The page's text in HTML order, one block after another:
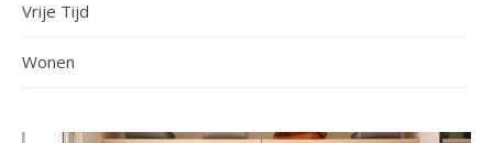
Vrije Tijd
Wonen